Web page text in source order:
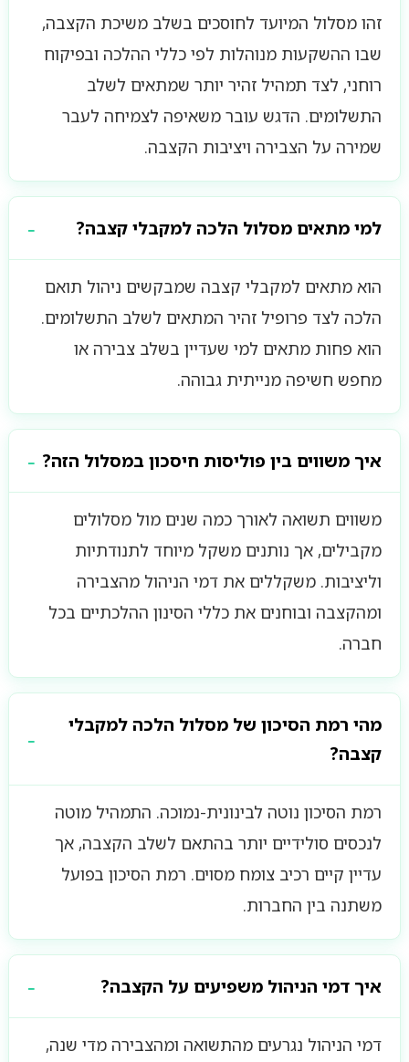
זהו מסלול המיועד לחוסכים בשלב משיכת הקצבה,
שבו ההשקעות מנוהלות לפי כללי ההלכה ובפיקוח
רוחני, לצד תמהיל זהיר יותר שמתאים לשלב
התשלומים. הדגש עובר משאיפה לצמיחה לעבר
שמירה על הצבירה ויציבות הקצבה.
למי מתאים מסלול הלכה למקבלי קצבה?
הוא מתאים למקבלי קצבה שמבקשים ניהול תואם
הלכה לצד פרופיל זהיר המתאים לשלב התשלומים.
הוא פחות מתאים למי שעדיין בשלב צבירה או
מחפש חשיפה מנייתית גבוהה.
איך משווים בין פוליסות חיסכון במסלול הזה?
משווים תשואה לאורך כמה שנים מול מסלולים
מקבילים, אך נותנים משקל מיוחד לתנודתיות
וליציבות. משקללים את דמי הניהול מהצבירה
ומהקצבה ובוחנים את כללי הסינון ההלכתיים בכל
חברה.
מהי רמת הסיכון של מסלול הלכה למקבלי
קצבה?
רמת הסיכון נוטה לבינונית-נמוכה. התמהיל מוטה
לנכסים סולידיים יותר בהתאם לשלב הקצבה, אך
עדיין קיים רכיב צומח מסוים. רמת הסיכון בפועל
משתנה בין החברות.
איך דמי הניהול משפיעים על הקצבה?
דמי הניהול נגרעים מהתשואה ומהצבירה מדי שנה,